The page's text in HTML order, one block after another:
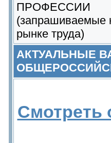
ПРОФЕССИИ
(запрашиваемые
рынке труда)
АКТУАЛЬНЫЕ
Смотреть